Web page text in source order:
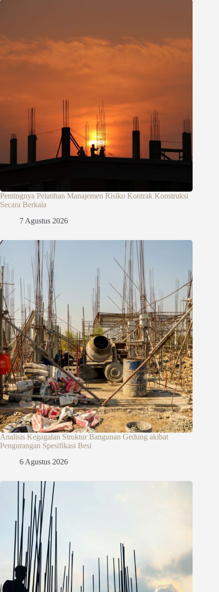
Pentingnya Pelatihan Manajemen Risiko Kontrak Konstruksi
Secara Berkala
7 Agustus 2026
Analisis Kegagalan Struktur Bangunan Gedung akibat
Pengurangan Spesifikasi Besi
6 Agustus 2026